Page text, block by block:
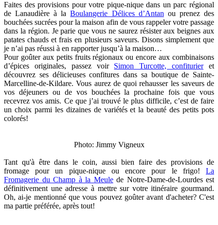
Faites des provisions pour votre pique-nique dans un parc régional
de Lanaudière à laBoulangerie Délices d’Antan ou prenez des
bouchées sucrées pour la maison afin de vous rappeler votre passage
dans la région. Je parie que vous ne saurez résister aux beignes aux
patates chauds et frais en plusieurs saveurs. Disons simplement que
je n’ai pas réussi à en rapporter jusqu’à la maison…
Pour goûter aux petits fruits régionaux ou encore aux combinaisons
d’épices originales, passez voir Simon Turcotte, confiturieret
découvrez ses délicieuses confitures dans sa boutique de Sainte-
Marcelline-de-Kildare. Vous aurez de quoi rehausser les saveurs de
vos déjeuners ou de vos bouchées la prochaine fois que vous
recevrez vos amis. Ce que j’ai trouvé le plus difficile, c’est de faire
un choix parmi les dizaines de variétés et la beauté des petits pots
colorés!
Photo: Jimmy Vigneux
Tant qu'à être dans le coin, aussi bien faire des provisions de
fromage pour un pique-nique ou encore pour le frigo! La
Fromagerie du Champ à la Meulede Notre-Dame-de-Lourdes est
définitivement une adresse à mettre sur votre itinéraire gourmand.
Oh, ai-je mentionné que vous pouvez goûter avant d'acheter? C'est
ma partie préférée, après tout!